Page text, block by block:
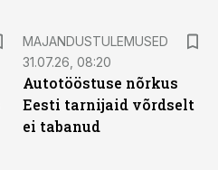
MAJANDUSTULEMUSED
31.07.26, 08:20
Autotööstuse nõrkus
Eesti tarnijaid võrdselt
ei tabanud